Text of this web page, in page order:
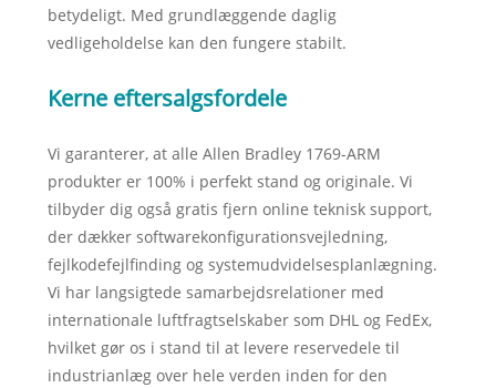
betydeligt. Med grundlæggende daglig
vedligeholdelse kan den fungere stabilt.
Kerne eftersalgsfordele
Vi garanterer, at alle Allen Bradley 1769-ARM
produkter er 100% i perfekt stand og originale. Vi
tilbyder dig også gratis fjern online teknisk support,
der dækker softwarekonfigurationsvejledning,
fejlkodefejlfinding og systemudvidelsesplanlægning.
Vi har langsigtede samarbejdsrelationer med
internationale luftfragtselskaber som DHL og FedEx,
hvilket gør os i stand til at levere reservedele til
industrianlæg over hele verden inden for den